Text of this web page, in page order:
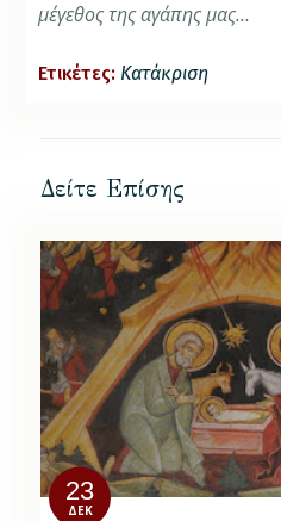
μέγεθος της αγάπης μας…
Ετικέτες: Κατάκριση
Δείτε Επίσης
23
ΔΕΚ